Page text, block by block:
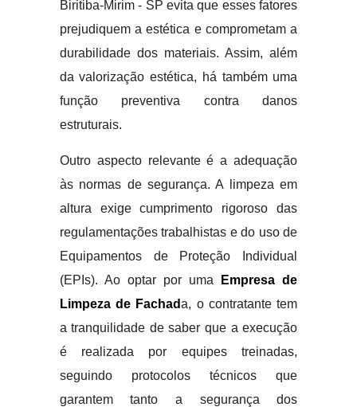
Biritiba-Mirim - SP evita que esses fatores
prejudiquem a estética e comprometam a
durabilidade dos materiais. Assim, além
da valorização estética, há também uma
função preventiva contra danos
estruturais.
Outro aspecto relevante é a adequação
às normas de segurança. A limpeza em
altura exige cumprimento rigoroso das
regulamentações trabalhistas e do uso de
Equipamentos de Proteção Individual
(EPIs). Ao optar por uma
Empresa de
Limpeza de Fachada, o contratante tem
a tranquilidade de saber que a execução
é realizada por equipes treinadas,
seguindo protocolos técnicos que
garantem tanto a segurança dos